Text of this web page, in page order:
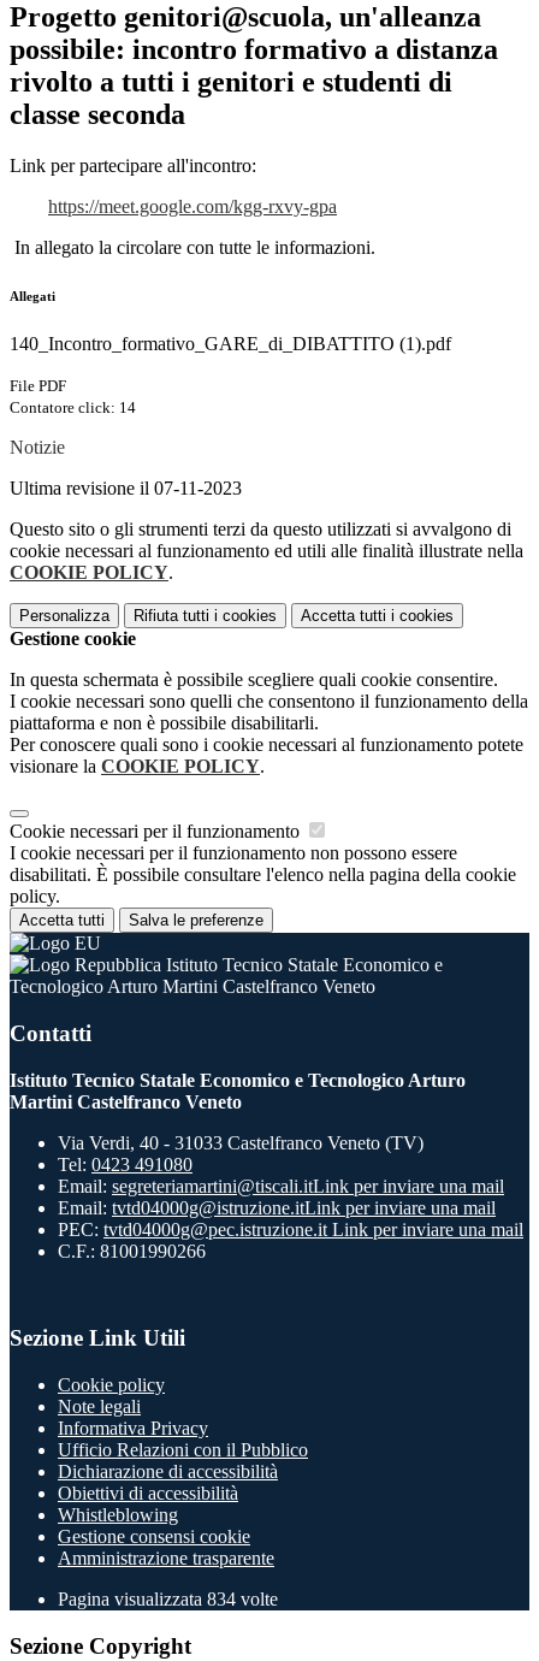
Progetto genitori@scuola, un'alleanza
possibile: incontro formativo a distanza
rivolto a tutti i genitori e studenti di
classe seconda
Link per partecipare all'incontro:
https://meet.google.com/kgg-rxvy-gpa
In allegato la circolare con tutte le informazioni.
Allegati
140_Incontro_formativo_GARE_di_DIBATTITO (1).pdf
File PDF
Contatore click: 14
Notizie
Ultima revisione il 07-11-2023
Questo sito o gli strumenti terzi da questo utilizzati si avvalgono di
cookie necessari al funzionamento ed utili alle finalità illustrate nella
COOKIE POLICY.
Personalizza Rifiuta tutti i cookies Accetta tutti i cookies
Gestione cookie
In questa schermata è possibile scegliere quali cookie consentire.
I cookie necessari sono quelli che consentono il funzionamento della
piattaforma e non è possibile disabilitarli.
Per conoscere quali sono i cookie necessari al funzionamento potete
visionare la COOKIE POLICY.
Cookie necessari per il funzionamento
I cookie necessari per il funzionamento non possono essere
disabilitati. È possibile consultare l'elenco nella pagina della cookie
policy.
Accetta tutti Salva le preferenze
Istituto Tecnico Statale Economico e
Tecnologico Arturo Martini Castelfranco Veneto
Contatti
Istituto Tecnico Statale Economico e Tecnologico Arturo
Martini Castelfranco Veneto
Via Verdi, 40 - 31033 Castelfranco Veneto (TV)
Tel: 0423 491080
Email: segreteriamartini@tiscali.itLink per inviare una mail
Email: tvtd04000g@istruzione.itLink per inviare una mail
PEC: tvtd04000g@pec.istruzione.it Link per inviare una mail
C.F.: 81001990266
Sezione Link Utili
Cookie policy
Note legali
Informativa Privacy
Ufficio Relazioni con il Pubblico
Dichiarazione di accessibilità
Obiettivi di accessibilità
Whistleblowing
Gestione consensi cookie
Amministrazione trasparente
Pagina visualizzata 834 volte
Sezione Copyright